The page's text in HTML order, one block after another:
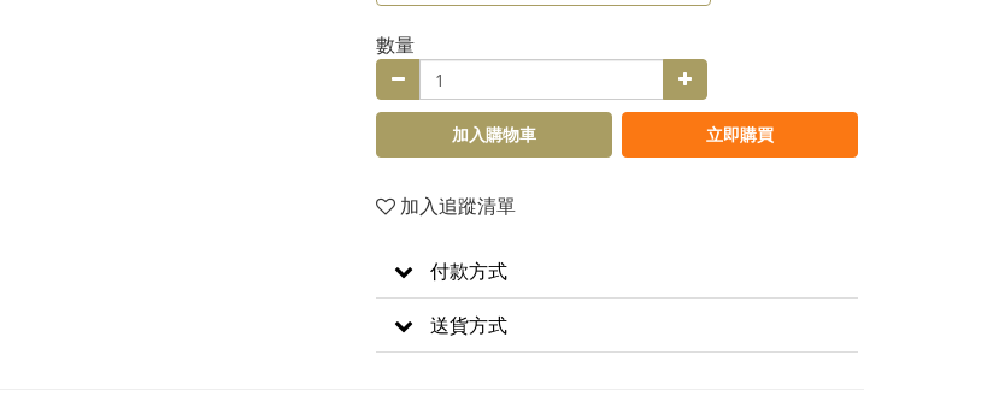
數量
加入購物車 立即購買
加入追蹤清單
付款方式
送貨方式